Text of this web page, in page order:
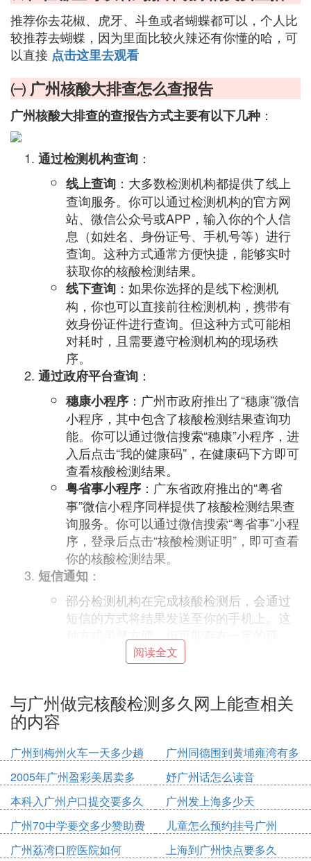
推荐你去花椒、虎牙、斗鱼或者蝴蝶都可以，个人比
较推荐去蝴蝶，因为里面比较火辣还有你懂的哈，可
以直接 点击这里去观看
㈠ 广州核酸大排查怎么查报告
广州核酸大排查的查报告方式主要有以下几种 ：
通过检测机构查询 ：
线上查询 ：大多数检测机构都提供了线上
查询服务。你可以通过检测机构的官方网
站、微信公众号或APP，输入你的个人信
息（如姓名、身份证号、手机号等）进行
查询。这种方式通常方便快捷，能够实时
获取你的核酸检测结果。
线下查询 ：如果你选择的是线下检测机
构，你也可以直接前往检测机构，携带有
效身份证件进行查询。但这种方式可能相
对耗时，且需要遵守检测机构的现场秩
序。
通过政府平台查询 ：
穗康小程序 ：广州市政府推出了“穗康”微信
小程序，其中包含了核酸检测结果查询功
能。你可以通过微信搜索“穗康”小程序，进
入后点击“我的健康码”，在健康码下方即可
查看核酸检测结果。
粤省事小程序 ：广东省政府推出的“粤省
事”微信小程序同样提供了核酸检测结果查
询服务。你可以通过微信搜索“粤省事”小程
序，登录后点击“核酸检测证明”，即可查看
你的核酸检测结果。
短信通知 ：
部分检测机构在完成核酸检测后，会通过
短信的方式将结果发送至你的手机上。这
迟，且需要你确保手机能够正常接收短
如果你是在医院进行的核酸检测，你也可
或窗口进行查询。这种方式可能需要你携
带有效身份证件和就诊卡。
注意事项：
在查询核酸检测结果时，请确保你输入的个人信
息准确无误，以免出现查询不到结果的情况。
如果你的核酸检测结果出现异常，请立即按照当
阅读全文
与广州做完核酸检测多久网上能查相关
的内容
广州到梅州火车一天多少趟
广州同德围到黄埔雍湾有多
少公里
2005年广州盈彩美居卖多
少钱
妤广州话怎么读音
本科入广州户口提交要多久
广州发上海多少天
广州70中学要交多少赞助费
儿童怎么预约挂号广州
广州荔湾口腔医院如何
上海到广州快点要多久